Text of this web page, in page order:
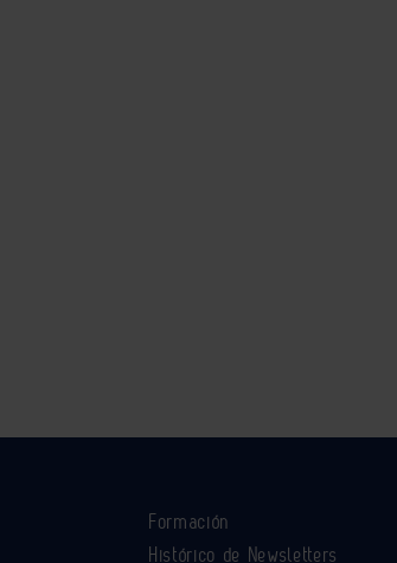
Formación
Histórico de Newsletters